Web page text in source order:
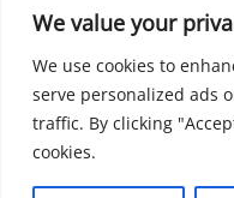
We value your
We use cookies to
serve personalized ads
traffic. By clicking
cookies.
Copyright ©